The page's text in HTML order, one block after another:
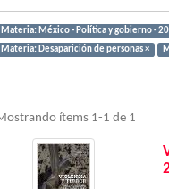
Materia: México - Política y gobierno -
Materia: Desaparición de personas ×
ítems 1-1 de 1